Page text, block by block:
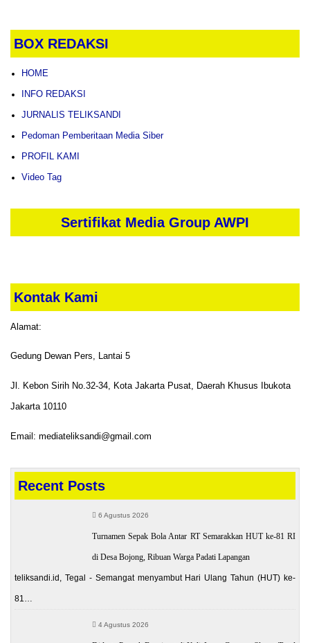
BOX REDAKSI
HOME
INFO REDAKSI
JURNALIS TELIKSANDI
Pedoman Pemberitaan Media Siber
PROFIL KAMI
Video Tag
Sertifikat Media Group AWPI
Kontak Kami
Alamat:
Gedung Dewan Pers, Lantai 5
Jl. Kebon Sirih No.32-34, Kota Jakarta Pusat, Daerah Khusus Ibukota
Jakarta 10110
Email: mediateliksandi@gmail.com
Recent Posts
6 Agustus 2026
Turnamen Sepak Bola Antar RT Semarakkan HUT ke-81 RI
di Desa Bojong, Ribuan Warga Padati Lapangan
teliksandi.id, Tegal - Semangat menyambut Hari Ulang Tahun (HUT) ke-
81…
4 Agustus 2026